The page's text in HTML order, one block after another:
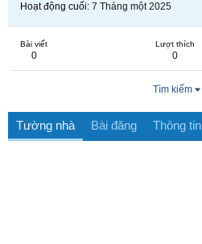
Hoạt động cuối 7 Tháng một 2025
Bài viết
0
Lượt thích
0
Tìm kiếm
Tường nhà Bài đăng Thông tin